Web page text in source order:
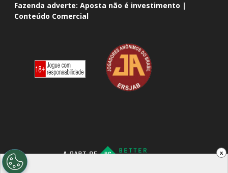
x
Fazenda adverte: Aposta não é investimento |
Conteúdo Comercial